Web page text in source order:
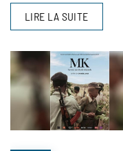
LIRE LA SUITE